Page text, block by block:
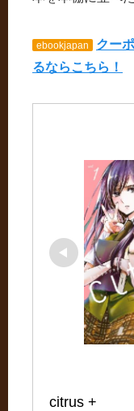
ebookjapan
クー
るならこちら！
citrus +